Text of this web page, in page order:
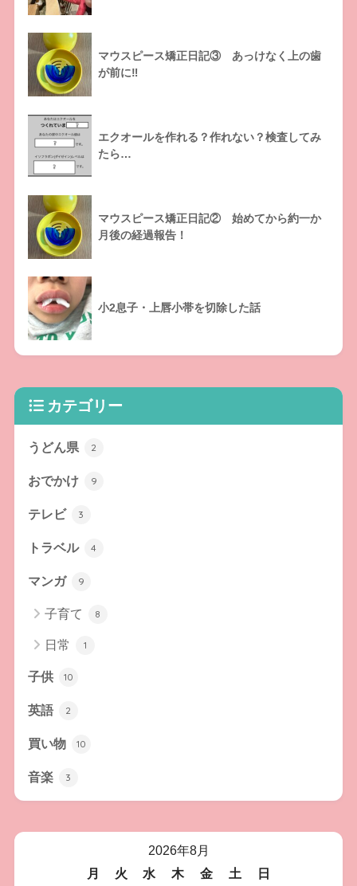
マウスピース矯正日記③ あっけなく上の歯
が前に‼
エクオールを作れる？作れない？検査してみ
たら…
マウスピース矯正日記② 始めてから約一か
月後の経過報告！
小2息子・上唇小帯を切除した話
カテゴリー
うどん県 2
おでかけ 9
テレビ 3
トラベル 4
マンガ 9
子育て 8
日常 1
子供 10
英語 2
買い物 10
音楽 3
2026年8月
月
火 水 木 金 土 日